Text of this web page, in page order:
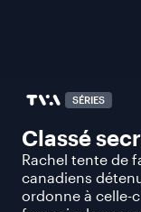
SÉRIES
Classé
Rachel tente de
canadiens
ordonne à celle-